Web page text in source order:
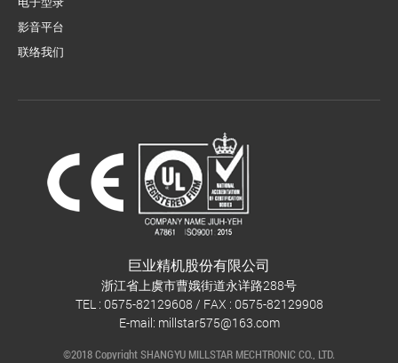
影音平台
联络我们
巨业精机股份有限公司
浙江省上虞市曹娥街道永详路288号
TEL : 0575-82129608 / FAX : 0575-82129908
E-mail: millstar575@163.com
©2018 Copyright SHANGYU MILLSTAR MECHTRONIC CO., LTD.